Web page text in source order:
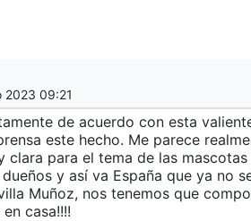
2023 09:21
de acuerdo con esta
este hecho. Me parece
clara para el tema de las
y así va España que ya no
Muñoz, nos tenemos que
casa!!!!